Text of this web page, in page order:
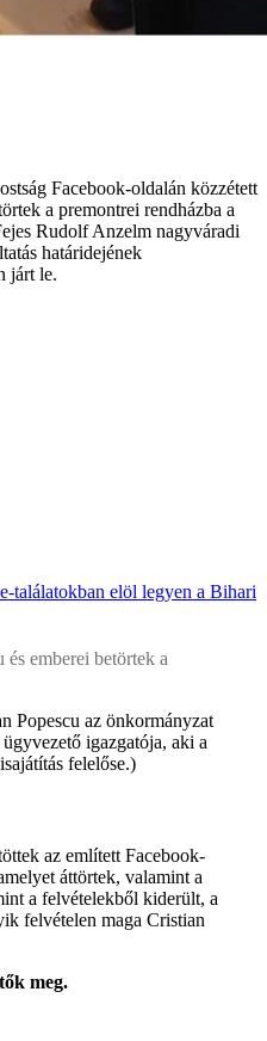
Facebook-oldalán közzétett
a premontrei rendházba a
Rudolf Anzelm nagyváradi
határidejének
járt le.
találatokban elöl legyen a Bihari
emberei betörtek a
Popescu az önkormányzat
igazgatója, aki a
felelőse.)
az említett Facebook-
áttörtek, valamint a
a felvételekből kiderült, a
felvételen maga Cristian
meg.